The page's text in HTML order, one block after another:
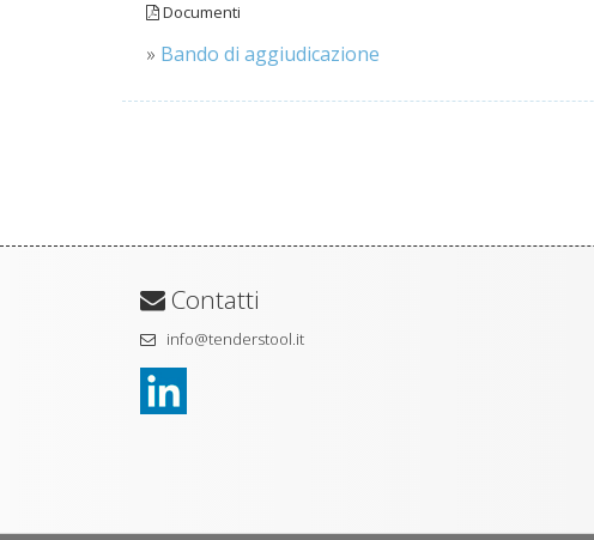
Documenti
» Bando di aggiudicazione
Contatti
info@tenderstool.it